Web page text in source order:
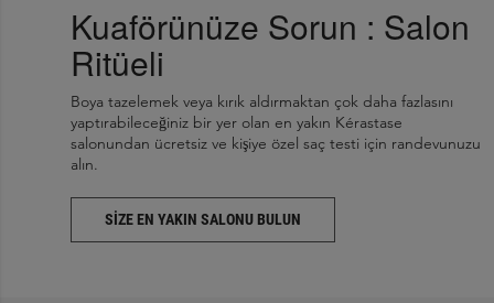
Kuaförünüze Sorun : Salon
Ritüeli
Boya tazelemek veya kırık aldırmaktan çok daha fazlasını
yaptırabileceğiniz bir yer olan en yakın Kérastase
salonundan ücretsiz ve kişiye özel saç testi için randevunuzu
alın.
SIZE EN YAKIN SALONU BULUN